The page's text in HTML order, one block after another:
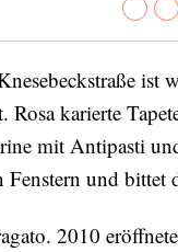
ist
Rosa karierte
mit Antipasti
und bittet
2010